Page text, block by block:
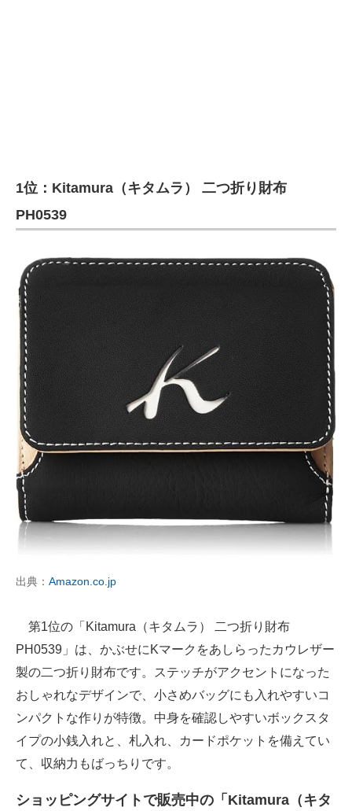
1位：Kitamura（キタムラ） 二つ折り財布
PH0539
出典： Amazon.co.jp
第1位の「Kitamura（キタムラ） 二つ折り財布
PH0539」は、かぶせにKマークをあしらったカウレザー
製の二つ折り財布です。ステッチがアクセントになった
おしゃれなデザインで、小さめバッグにも入れやすいコ
ンパクトな作りが特徴。中身を確認しやすいボックスタ
イプの小銭入れと、札入れ、カードポケットを備えてい
て、収納力もばっちりです。
ショッピングサイトで販売中の「Kitamura（キタ